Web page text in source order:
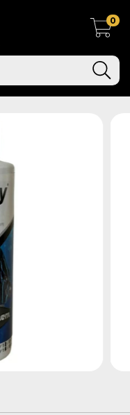
0